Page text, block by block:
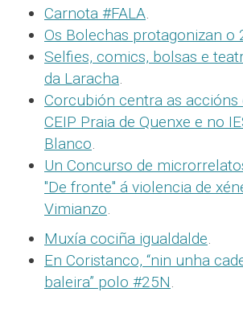
Carnota #FALA.
Os Bolechas protagonizan o
Selfies, comics, bolsas e
da Laracha.
Corcubión centra as
CEIP Praia de Quenxe e no
Blanco.
Un Concurso de
"De fronte" á violencia de
Vimianzo.
Muxía cociña igualdalde.
En Coristanco, “nin unha
baleira” polo #25N.